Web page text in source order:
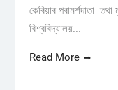
কেৰিয়াৰ পৰামৰ্শদাতা
বিশ্ববিদ্যালয়...
Read More